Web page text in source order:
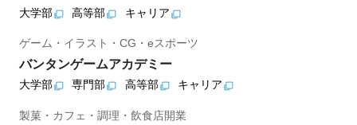
大学部 高等部 キャリア
ゲーム・イラスト・CG・eスポーツ
バンタンゲームアカデミー
大学部 専門部 高等部 キャリア
製菓・カフェ・調理・飲食店開業